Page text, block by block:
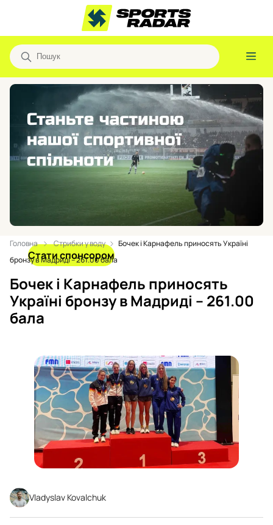
Стати спонсором
Головна Стрибки у воду
Бочек і Карнафель приносять Україні
бронзу в Мадриді – 261.00 бала
Бочек і Карнафель приносять
Україні бронзу в Мадриді – 261.00
бала
Vladyslav Kovalchuk